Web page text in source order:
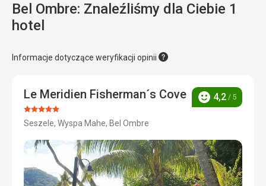
Bel Ombre: Znaleźliśmy dla Ciebie 1
hotel
Informacje dotyczące weryfikacji opinii
Le Meridien Fisherman´s Cove
Ocena:
5/5
Seszele, Wyspa Mahe, Bel Ombre
Ocena
4,2 / 5